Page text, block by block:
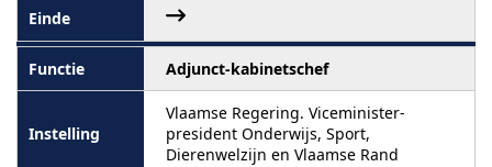
Adjunct-kabinetschef
Vlaamse Regering. Viceminister-
president Onderwijs, Sport,
Dierenwelzijn en Vlaamse Rand